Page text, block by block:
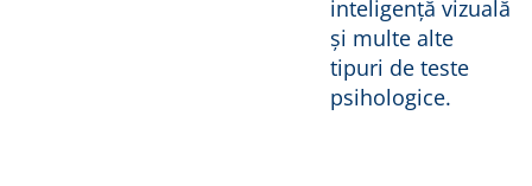
inteligență vizuală
și multe alte
tipuri de teste
psihologice.